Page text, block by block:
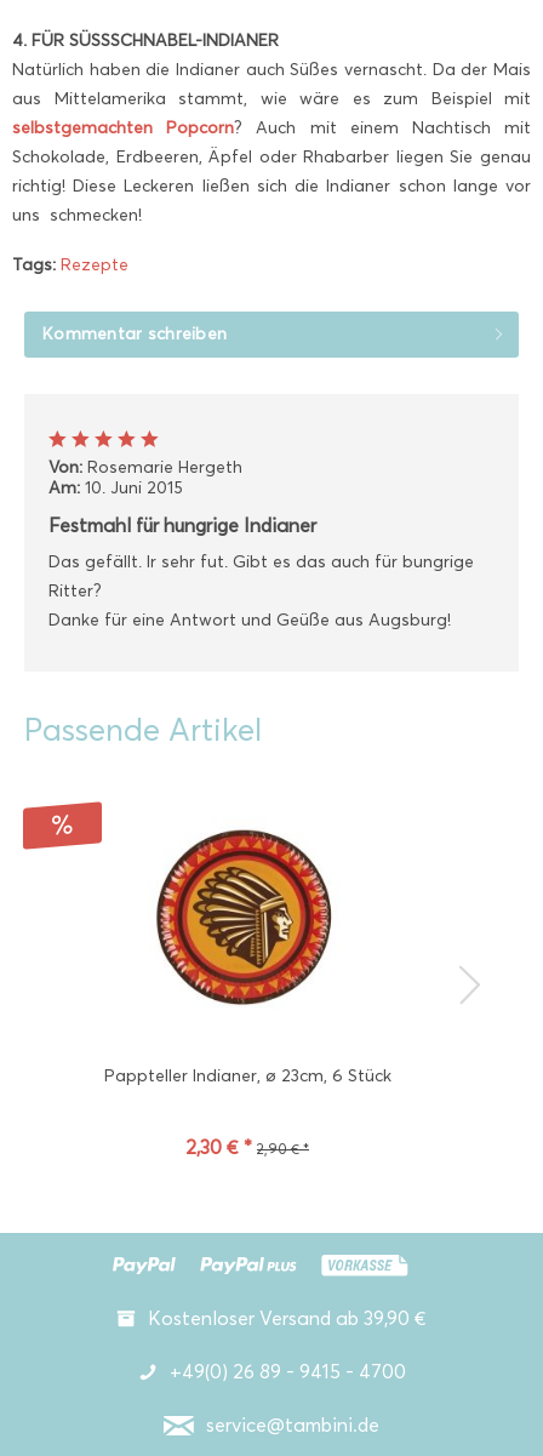
4. FÜR SÜSSSCHNABEL-INDIANER
Natürlich haben die Indianer auch Süßes vernascht. Da der Mais
aus Mittelamerika stammt, wie wäre es zum Beispiel mit
selbstgemachten Popcorn? Auch mit einem Nachtisch mit
Schokolade, Erdbeeren, Äpfel oder Rhabarber liegen Sie genau
richtig! Diese Leckeren ließen sich die Indianer schon lange vor
uns schmecken!
Tags: Rezepte
Kommentar schreiben
Von: Rosemarie Hergeth
Am: 10. Juni 2015
Festmahl für hungrige Indianer
Das gefällt. Ir sehr fut. Gibt es das auch für bungrige
Ritter?
Danke für eine Antwort und Geüße aus Augsburg!
Passende Artikel
Pappteller Indianer, ø 23cm, 6 Stück
2,30 € * 2,90 € *
Kostenloser Versand ab 39,90 €
+49(0) 26 89 - 9415 - 4700
service@tambini.de